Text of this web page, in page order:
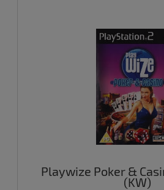
Playwize Poker &
(KW)